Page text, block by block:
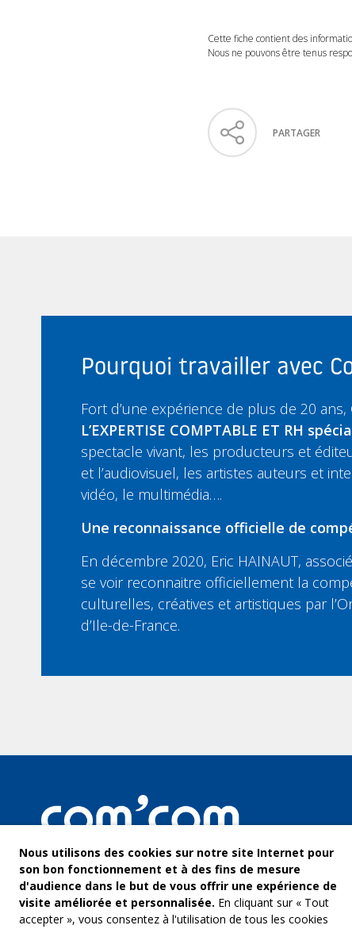
Cette fiche contient des
Nous ne pouvons être tenus
PARTAGER
Pourquoi travailler avec
Fort d’une expérience de plus de 20 ans,
L’EXPERTISE COMPTABLE ET RH
spectacle vivant, les producteurs et
et l’audiovisuel, les artistes auteurs et
vidéo, le multimédia….
Une reconnaissance officielle de
En décembre 2020, Eric HAINAUT,
se voir reconnaitre officiellement la
culturelles, créatives et artistiques par
d’Ile-de-France.
Nous utilisons des cookies sur notre site Internet pour
son bon fonctionnement et à des fins de mesure
d'audience dans le but de vous offrir une expérience de
visite améliorée et personnalisée. En cliquant sur « Tout
accepter », vous consentez à l'utilisation de tous les cookies